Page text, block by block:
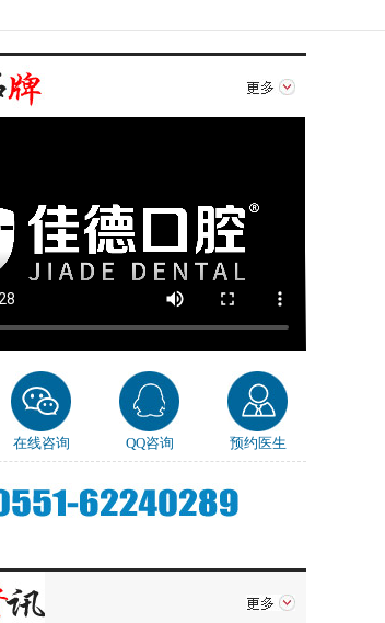
在线咨询 QQ咨询 预约医生